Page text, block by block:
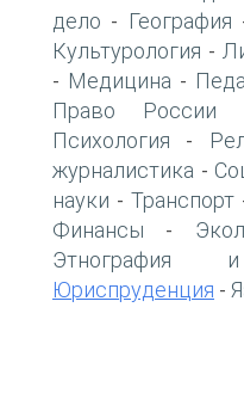
дело - География
Культурология -
- Медицина -
Право России
Психология -
журналистика -
науки - Транспорт
Финансы -
Этнография
Юриспруденция -